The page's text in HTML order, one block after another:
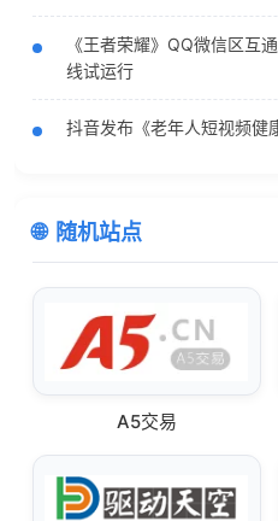
《王者荣耀》QQ微信区互
线试运行
抖音发布《老年人短视频健
随机站点
A5交易